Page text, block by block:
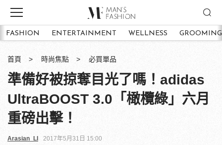
FASHION ENTERTAINMENT WELLNESS GROOMING
首頁 時尚焦點 必買單品
準備好被掠奪目光了嗎！adidas
UltraBOOST 3.0「橄欖綠」六月
重磅出擊！
Arasian_LI 2017年5月31日 15:00